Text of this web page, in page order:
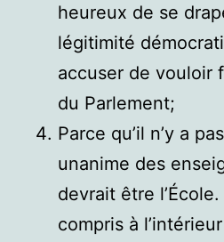
heureux de se
légitimité
accuser de vouloir
du Parlement;
Parce qu’il n’y a
unanime des
devrait être
compris à